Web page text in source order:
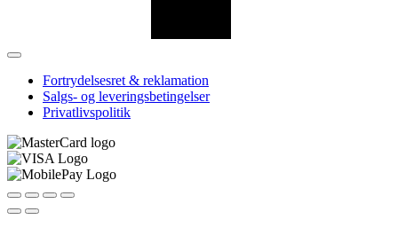
Fortrydelsesret & reklamation
Salgs- og leveringsbetingelser
Privatlivspolitik